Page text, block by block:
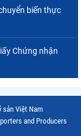
biến thực
Chứng nhận
sản Việt Nam
and Producers